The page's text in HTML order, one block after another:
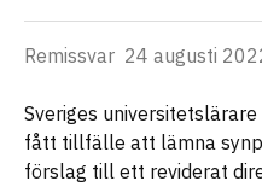
Remissvar 24 augusti
Sveriges universitetslärare
fått tillfälle att lämna
förslag till ett reviderat